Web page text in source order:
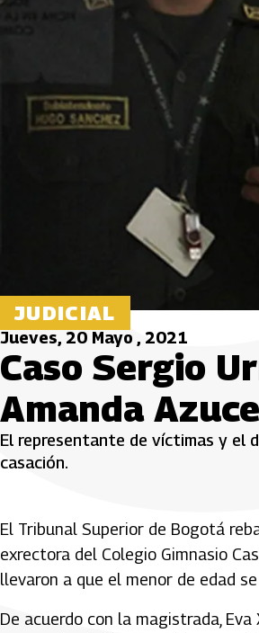
JUDICIAL
Jueves, 20 Mayo , 2021
Caso Sergio
Amanda
El representante de víctimas y el
casación.
El Tribunal Superior de Bogotá
exrectora del Colegio Gimnasio
llevaron a que el menor de edad
De acuerdo con la magistrada,